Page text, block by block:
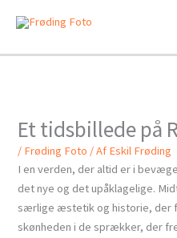
Et tidsbillede på
/ Frøding Foto / Af Eskil Frøding
I en verden, der altid er i
det nye og det upåklagelige.
særlige æstetik og historie, der
skønheden i de sprækker, der